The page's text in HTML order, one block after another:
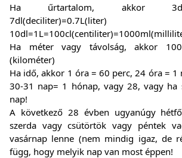
Ha űrtartalom, akkor
7dl(deciliter)=0.7L(liter)
Ha méter vagy távolság, akkor
(kilométer)
Ha idő, akkor 1 óra = 60 perc, 24 óra = 1
30-31 nap= 1 hónap, vagy 28, vagy ha
nap!
A következő 28 évben ugyanúgy
szerda vagy csütörtök vagy péntek
vasárnap lenne (nem mindig igaz, de
függ, hogy melyik nap van most éppen!